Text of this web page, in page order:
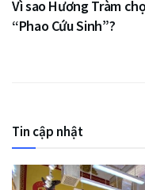
Vì sao Hương Tràm
“Phao Cứu Sinh”?
Tin cập nhật